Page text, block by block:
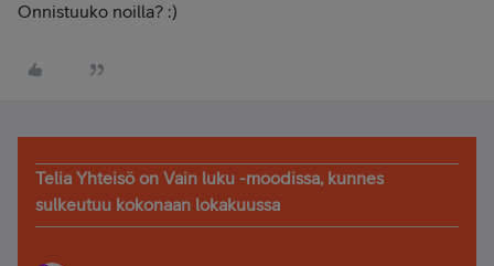
Onnistuuko noilla? :)
Telia Yhteisö on Vain luku -moodissa, kunnes
sulkeutuu kokonaan lokakuussa